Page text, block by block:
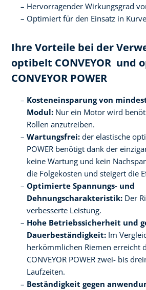
Hervorragender Wirkungsgrad
Optimiert für den Einsatz in
Ihre Vorteile bei der
optibelt CONVEYOR und
CONVEYOR POWER
Kosteneinsparung von
Modul: Nur ein Motor wird
Rollen anzutreiben.
Wartungsfrei: der elastische
POWER benötigt dank der
keine Wartung und kein
die Folgekosten und steigert die
Optimierte Spannungs- und
Dehnungscharakteristik: Der
verbesserte Leistung.
Hohe Betriebssicherheit und
Dauerbeständigkeit: Im
herkömmlichen Riemen erreicht
CONVEYOR POWER zwei- bis
Laufzeiten.
Beständigkeit gegen